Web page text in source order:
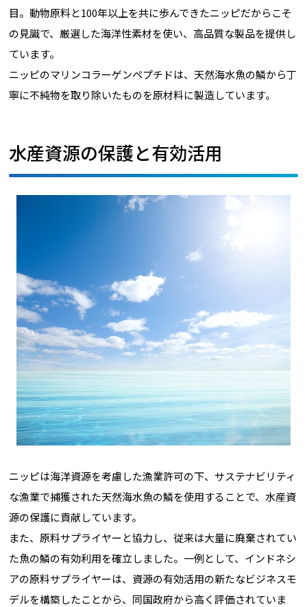
目。動物原料と100年以上を共に歩んできたニッピだからこそ
の見識で、厳選した海洋性素材を使い、高品質な製品を提供し
ています。
ニッピのマリンコラーゲンペプチドは、天然海水魚の鱗から丁
寧に不純物を取り除いたものを原材料に製造しています。
水産資源の保護と有効活用
ニッピは海洋資源を考慮した漁業許可の下、サステナビリティ
な漁業で捕獲された天然海水魚の鱗を使用することで、水産資
源の保護に貢献しています。
また、原料サプライヤーと協力し、従来は大量に廃棄されてい
た魚の鱗の有効利用を確立しました。一例として、インドネシ
アの原料サプライヤーは、資源の有効活用の新たなビジネスモ
デルを構築したことから、同国政府から高く評価されていま